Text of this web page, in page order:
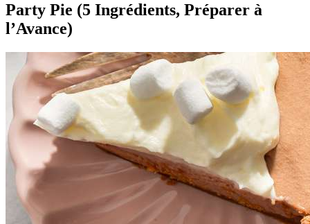
Party Pie (5 Ingrédients, Préparer à
l’Avance)